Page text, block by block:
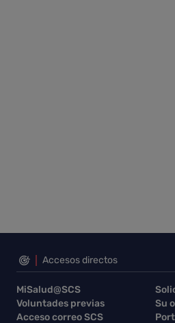
Accesos directos
MiSalud@SCS
Voluntades previas
Su
Acceso correo SCS